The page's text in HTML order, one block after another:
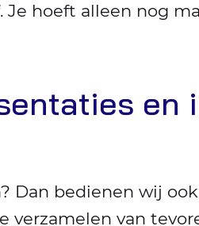
Je hoeft alleen nog
en
Dan bedienen wij
verzamelen van